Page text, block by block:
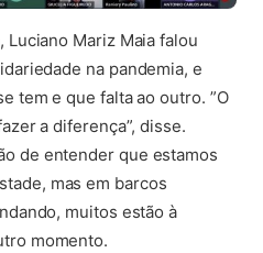
Luciano Mariz Maia falou
na pandemia, e
tem e que falta ao outro. ”O
a diferença”, disse.
de entender que estamos
mas em barcos
muitos estão à
momento.